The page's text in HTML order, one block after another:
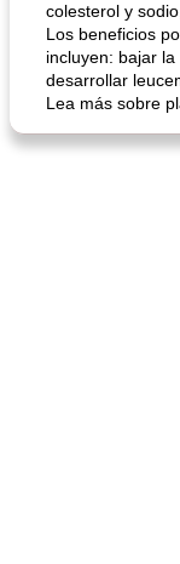
colesterol y
Los beneficios
incluyen: bajar
desarrollar
Lea más sobre